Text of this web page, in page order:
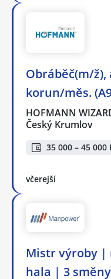
Obráběč(m/ž),
korun/měs.
HOFMANN
Český Krumlov
35 000 – 45 000
včerejší
Mistr výroby |
hala | 3 směny